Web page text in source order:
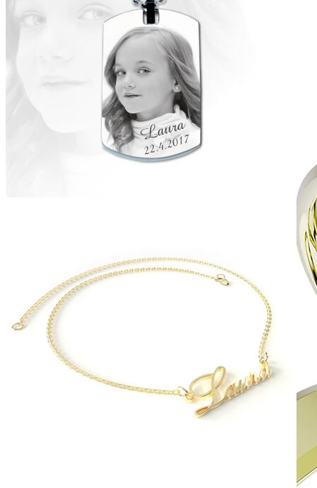
Zásnubné prstne z kolekcie Twin Rings.
Svadobné obrúčky